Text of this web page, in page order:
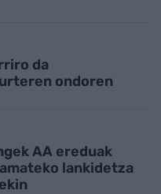
da
ondoren
AA ereduak
lankidetza